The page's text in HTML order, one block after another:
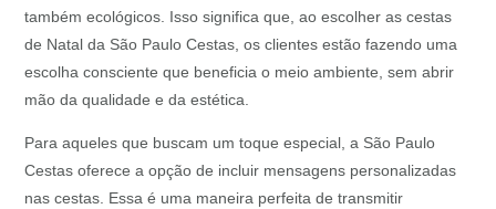
também ecológicos. Isso significa que, ao escolher as cestas
de Natal da São Paulo Cestas, os clientes estão fazendo uma
escolha consciente que beneficia o meio ambiente, sem abrir
mão da qualidade e da estética.
Para aqueles que buscam um toque especial, a São Paulo
Cestas oferece a opção de incluir mensagens personalizadas
nas cestas. Essa é uma maneira perfeita de transmitir